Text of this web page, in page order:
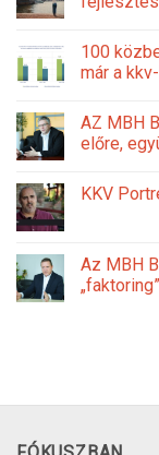
100
már a
AZ MBH
előre,
KKV
Az MBH